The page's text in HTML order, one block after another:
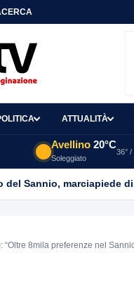
CERCA
ATTUALITÀ
Avellino 20°C
Soleggiato
36° /
del Sannio, marciapiede
“Oltre 8mila preferenze nel